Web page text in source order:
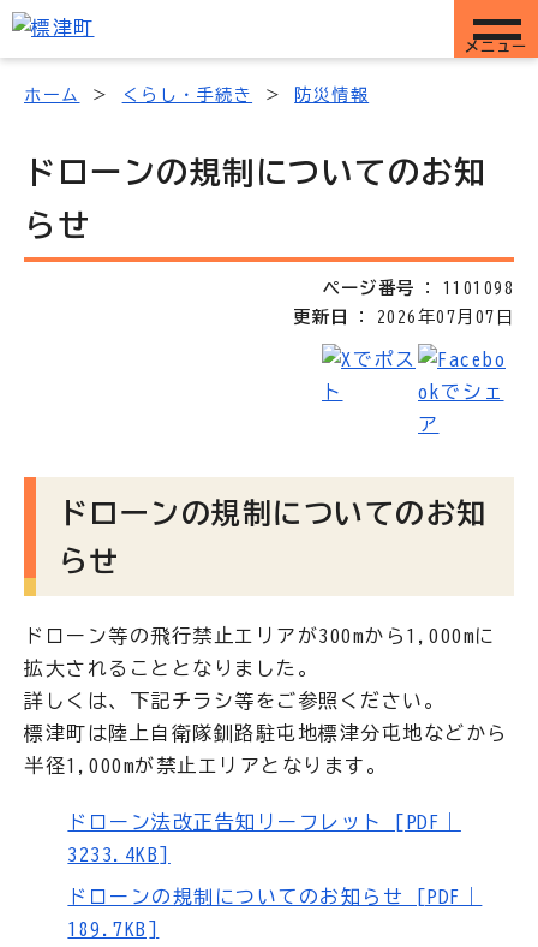
メニュー
ホーム くらし・手続き 防災情報
ドローンの規制についてのお知
らせ
ページ番号
1101098
更新日
2026年07月07日
ドローンの規制についてのお知
らせ
ドローン等の飛行禁止エリアが300mから1,000mに
拡大されることとなりました。
詳しくは、下記チラシ等をご参照ください。
標津町は陸上自衛隊釧路駐屯地標津分屯地などから
半径1,000mが禁止エリアとなります。
ドローン法改正告知リーフレット [PDF｜
3233.4KB]
ドローンの規制についてのお知らせ [PDF｜
189.7KB]